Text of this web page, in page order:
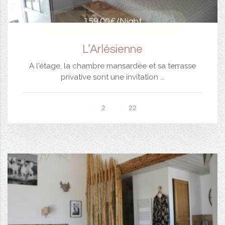
159.00€/Night
L’Arlésienne
A l'étage, la chambre mansardée et sa terrasse
privative sont une invitation ...
2 22